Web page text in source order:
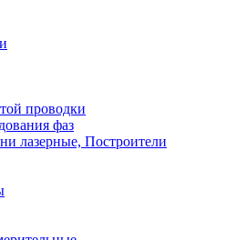
проводки
фаз
лазерные, Построители